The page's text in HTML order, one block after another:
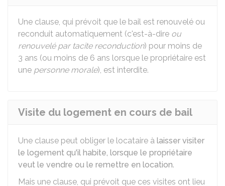
Une clause, qui prévoit que le bail est renouvelé ou
reconduit automatiquement (c'est-à-dire ou
renouvelé par tacite reconduction) pour moins de
3 ans (ou moins de 6 ans lorsque le propriétaire est
une personne morale), est interdite.
Visite du logement en cours de bail
Une clause peut obliger le locataire à laisser visiter
le logement qu'il habite, lorsque le propriétaire
veut le vendre ou le remettre en location.
Mais une clause, qui prévoit que ces visites ont lieu